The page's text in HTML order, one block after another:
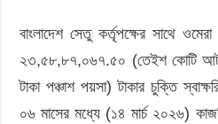
বাংলাদেশ সেতু কর্তৃপক্ষের সাথে ওমেরা
২৩,৫৮,৮৭,০৬৭.৫০ (তেইশ কোটি
টাকা পঞ্চাশ পয়সা) টাকার চুক্তি
০৬ মাসের মধ্যে (১৪ মার্চ ২০২৬)